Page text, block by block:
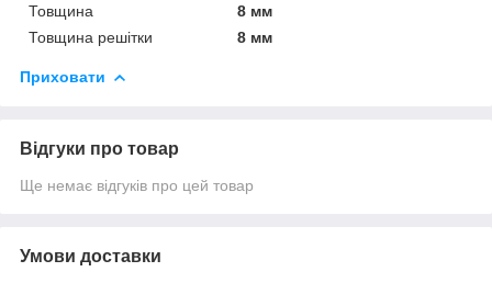
Товщина
8 мм
Товщина решітки
8 мм
Приховати
Відгуки про товар
Ще немає відгуків про цей товар
Умови доставки